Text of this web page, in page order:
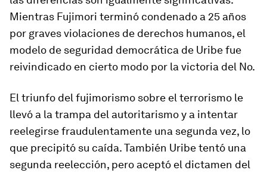
Mientras Fujimori terminó condenado a 25 años
por graves violaciones de derechos humanos, el
modelo de seguridad democrática de Uribe fue
reivindicado en cierto modo por la victoria del No.
El triunfo del fujimorismo sobre el terrorismo le
llevó a la trampa del autoritarismo y a intentar
reelegirse fraudulentamente una segunda vez, lo
que precipitó su caída. También Uribe tentó una
segunda reelección, pero aceptó el dictamen del